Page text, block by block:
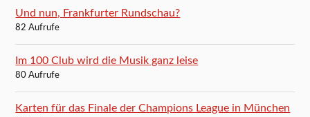
Und nun, Frankfurter Rundschau?
82 Aufrufe
Im 100 Club wird die Musik ganz leise
80 Aufrufe
Karten für das Finale der Champions League in München